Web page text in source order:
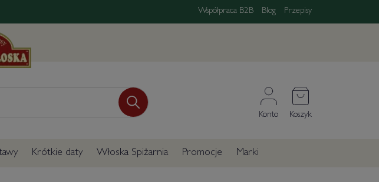
Współpraca B2B Blog Przepisy
Konto Koszyk
Krótkie daty Włoska Spiżarnia Promocje Marki